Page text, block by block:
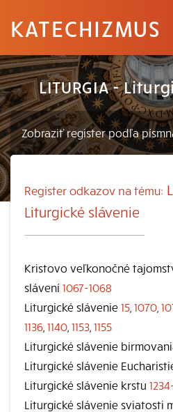
KATECHIZMUS
LITURGIA -
Register odkazov na tému:
Liturgické slávenie
Kristovo veľkonočné
slávení 1067-1068
Liturgické slávenie 15 1070
1136 1140 1153 1155
Liturgické slávenie
Liturgické slávenie
Liturgické slávenie krstu
Liturgické slávenie sviatosti